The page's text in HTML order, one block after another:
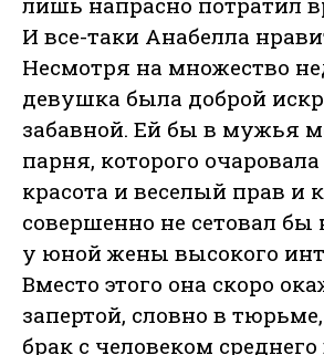
И все-таки Анабелла
Несмотря на множество
девушка была доброй
забавной. Ей бы в мужья
парня, которого
красота и веселый прав и
совершенно не сетовал бы
у юной жены высокого
Вместо этого она скоро
запертой, словно в
брак с человеком среднего